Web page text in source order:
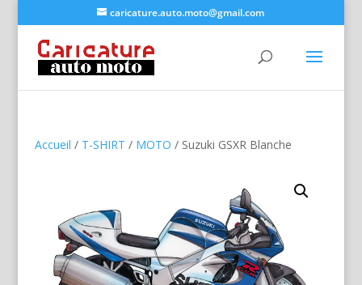
caricature.auto.moto@gmail.com
Accueil / T-SHIRT / MOTO / Suzuki GSXR Blanche